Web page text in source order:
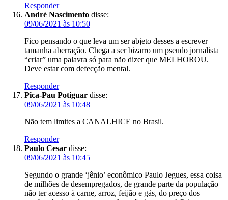
Responder
André Nascimento disse:
09/06/2021 às 10:50
Fico pensando o que leva um ser abjeto desses a escrever
tamanha aberração. Chega a ser bizarro um pseudo jornalista
“criar” uma palavra só para não dizer que MELHOROU.
Deve estar com defecção mental.
Responder
Pica-Pau Potiguar disse:
09/06/2021 às 10:48
Não tem limites a CANALHICE no Brasil.
Responder
Paulo Cesar disse:
09/06/2021 às 10:45
Segundo o grande ‘jênio’ econômico Paulo Jegues, essa coisa
de milhões de desempregados, de grande parte da população
não ter acesso à carne, arroz, feijão e gás, do preço dos